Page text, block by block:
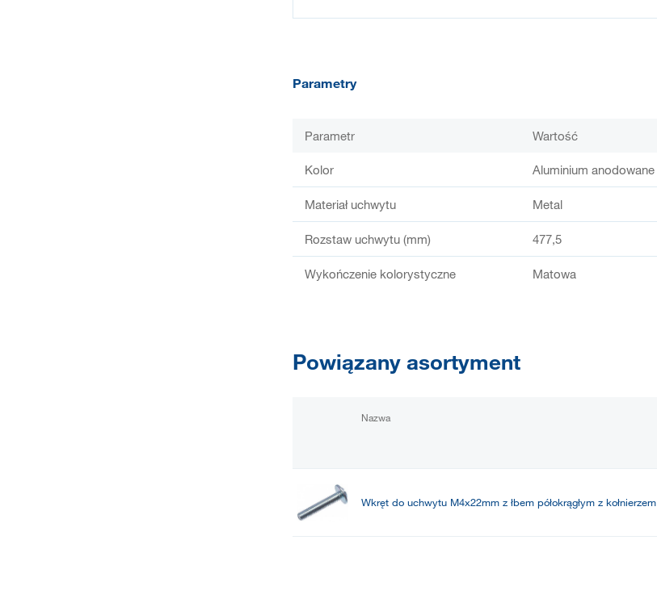
Parametry
Parametr Wartość
Kolor Aluminium anodowane
Materiał uchwytu Metal
Rozstaw uchwytu (mm) 477,5
Wykończenie kolorystyczne Matowa
Powiązany asortyment
Nazwa
Wkręt do uchwytu M4x22mm z łbem półokrągłym z kołnierzem